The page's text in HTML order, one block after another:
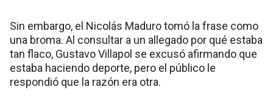
Sin embargo, el Nicolás Maduro tomó la frase como
una broma. Al consultar a un allegado por qué estaba
tan flaco, Gustavo Villapol se excusó afirmando que
estaba haciendo deporte, pero el público le
respondió que la razón era otra.